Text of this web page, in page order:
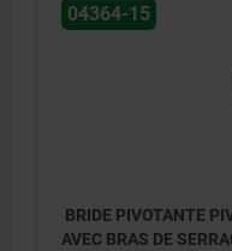
04364-15
BRIDE PIVOTANTE
AVEC BRAS DE